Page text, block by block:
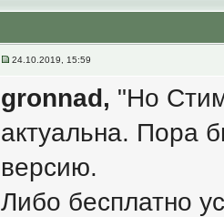
24.10.2019, 15:59
gronnad, "Но
актуальна. Пора
версию.
Либо бесплатно